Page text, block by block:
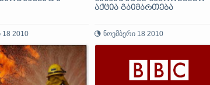
18 2010
აქცია გაიმართება
ნოემბერი 18 2010